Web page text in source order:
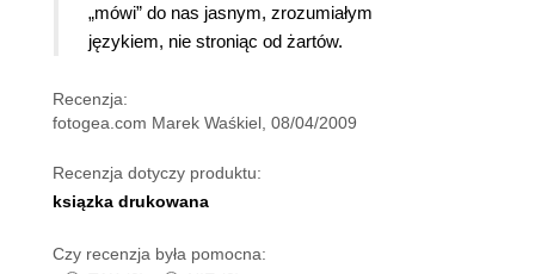
„mówi” do nas jasnym, zrozumiałym
językiem, nie stroniąc od żartów.
Recenzja:
fotogea.com Marek Waśkiel, 08/04/2009
Recenzja dotyczy produktu:
ksiązka drukowana
Czy recenzja była pomocna: